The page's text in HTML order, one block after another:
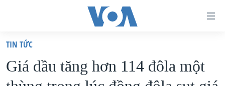
truy
cậpVIỆT NAM
TIN TỨC
Giá dầu tăng hơn 114 đôla một